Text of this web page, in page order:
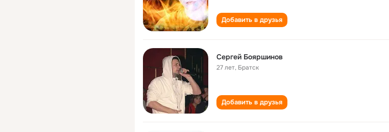
Добавить в друзья
Сергей Бояршинов
27 лет, Братск
Добавить в друзья